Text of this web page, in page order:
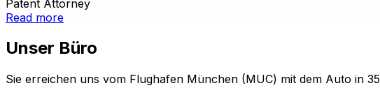
Patent Attorney
Read more
Unser Büro
Sie erreichen uns vom Flughafen München (MUC) mit dem Auto in